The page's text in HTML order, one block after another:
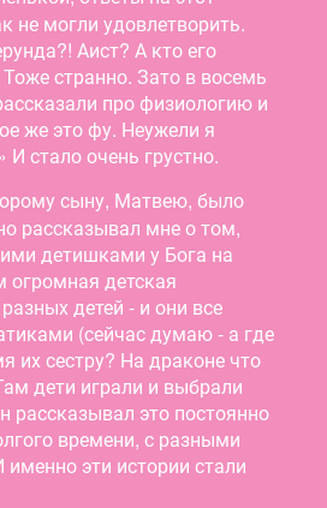
не могли удовлетворить.
Аист? А кто его
странно. Зато в восемь
про физиологию и
же это фу. Неужели я
И стало очень грустно.
сыну, Матвею, было
рассказывал мне о том,
детишками у Бога на
детская
детей - и они все
(сейчас думаю - а где
их сестру? На драконе что
дети играли и выбрали
рассказывал это постоянно
времени, с разными
эти истории стали